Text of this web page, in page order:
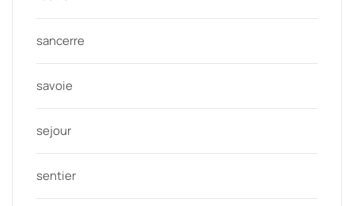
sancerre
savoie
sejour
sentier